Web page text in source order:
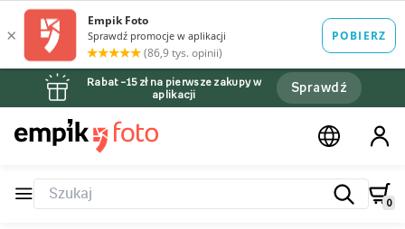
Rabat –15 zł na pierwsze zakupy w
aplikacji
Sprawdź
0